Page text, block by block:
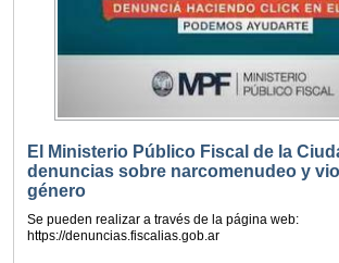
El Ministerio Público Fiscal de la
denuncias sobre narcomenudeo y
género
Se pueden realizar a través de la página web:
https://denuncias.fiscalias.gob.ar